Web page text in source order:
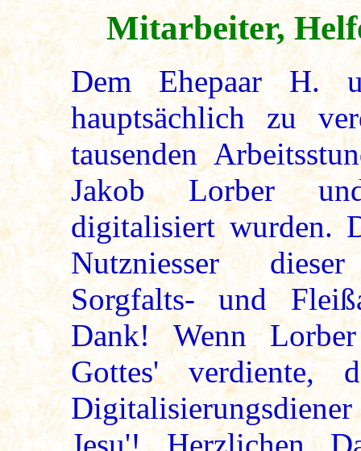
Mitarbeiter,
Dem Ehepaar H.
hauptsächlich zu
tausenden
Jakob Lorber
digitalisiert wurden.
Nutzniesser
Sorgfalts- und
Dank! Wenn
Gottes'